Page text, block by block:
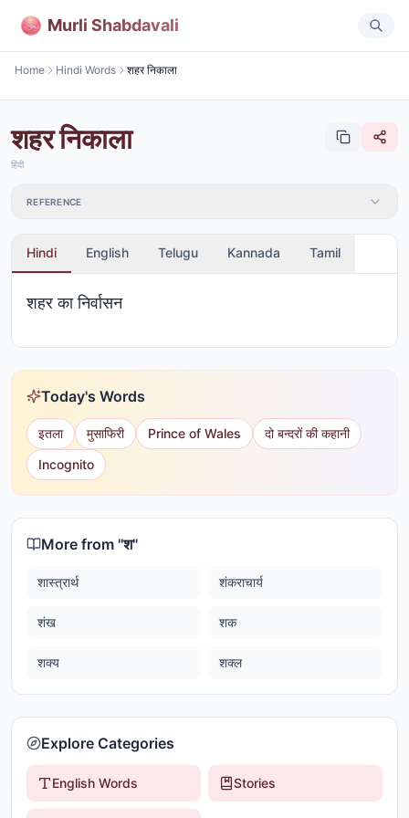
Murli Shabdavali
Home Hindi Words शहर निकाला
शहर निकाला
हिंदी
REFERENCE
Hindi English Telugu Kannada Tamil
शहर का निर्वासन
Today's Words
इतला मुसाफिरी Prince of Wales
दो बन्दरों की कहानी
Incognito
More from "श"
शास्त्रार्थ शंकराचार्य
शंख शक
शक्य शक्ल
Explore Categories
English Words Stories